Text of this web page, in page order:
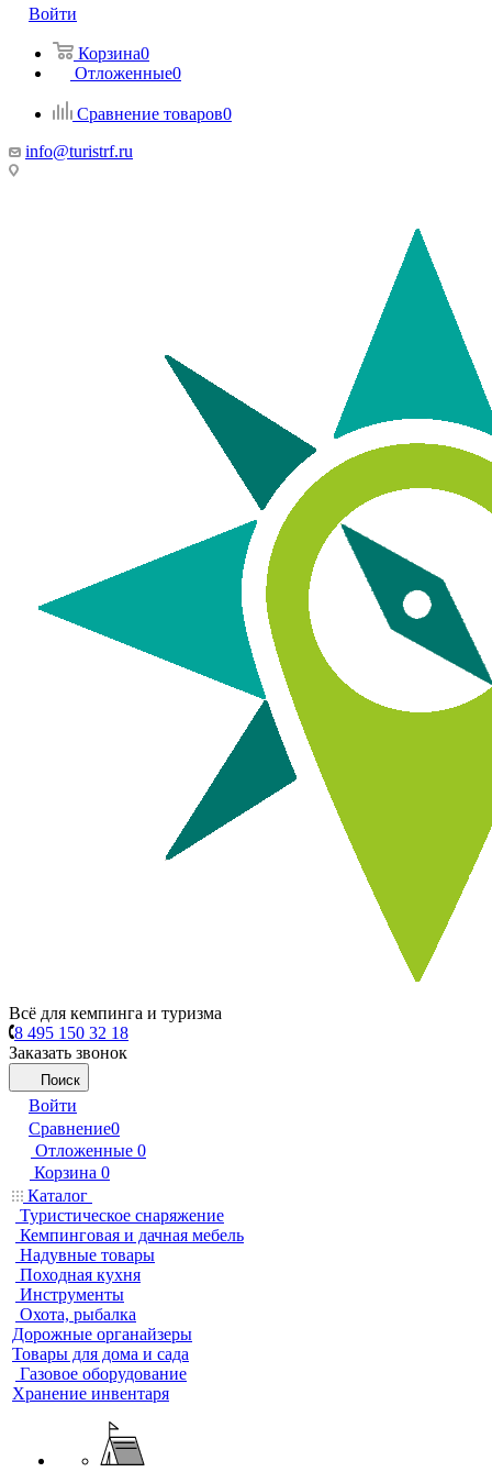
Войти
Корзина0
Отложенные0
Сравнение товаров0
info@turistrf.ru
Всё для кемпинга и туризма
8 495 150 32 18
Заказать звонок
Поиск
Войти
Сравнение0
Отложенные 0
Корзина 0
Каталог
Туристическое снаряжение
Кемпинговая и дачная мебель
Надувные товары
Походная кухня
Инструменты
Охота, рыбалка
Дорожные органайзеры
Товары для дома и сада
Газовое оборудование
Хранение инвентаря